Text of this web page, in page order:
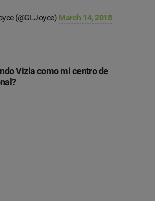
(@GLJoyce) March 14, 2018
Vizia como mi centro de